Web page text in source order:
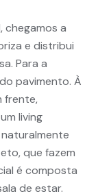
chegamos a
e distribui
Para a
pavimento. À
frente,
living
que fazem
é composta
de estar.